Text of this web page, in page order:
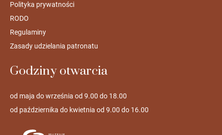
Polityka prywatności
RODO
Regulaminy
Zasady udzielania patronatu
Godziny otwarcia
od maja do września od 9.00 do 18.00
od października do kwietnia od 9.00 do 16.00